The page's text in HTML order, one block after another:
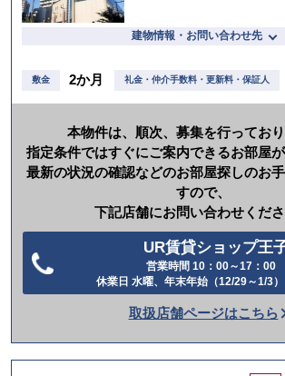
建物情報・お問い合わせ先
敷金 2か月 礼金・仲介手数料・更新料・保証人
本物件は、順次、募集を行っており
指定条件ではすぐにご案内できるお部屋が
最新の状況の確認などのお部屋探しのお
すので、
下記店舗にお問い合わせくださ
UR賃貸ショップ王
営業時間 10：00～17：00
休業日 水曜、年末年始（12/29～1/3
取扱店舗ページはこちら